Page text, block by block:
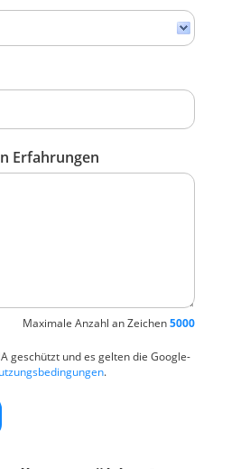
Erfahrungen
Maximale Anzahl an Zeichen5000
geschützt und es gelten die Google-
.